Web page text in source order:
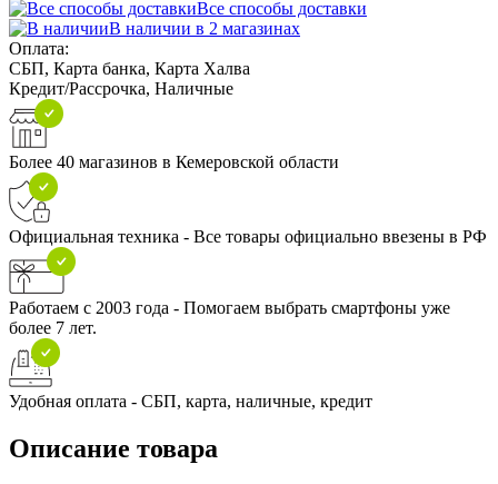
Все способы доставки
В наличии в 2 магазинах
Оплата:
СБП, Карта банка, Карта Халва
Кредит/Рассрочка, Наличные
Более 40 магазинов в Кемеровской области
Официальная техника - Все товары официально ввезены в РФ
Работаем с 2003 года - Помогаем выбрать смартфоны уже
более 7 лет.
Удобная оплата - СБП, карта, наличные, кредит
Описание товара